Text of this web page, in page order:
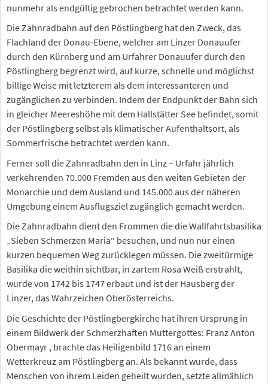
nunmehr als endgültig gebrochen betrachtet werden kann.
Die Zahnradbahn auf den Pöstlingberg hat den Zweck, das
Flachland der Donau-Ebene, welcher am Linzer Donauufer
durch den Kürnberg und am Urfahrer Donauufer durch den
Pöstlingberg begrenzt wird, auf kurze, schnelle und möglichst
billige Weise mit letzterem als dem interessanteren und
zugänglichen zu verbinden. Indem der Endpunkt der Bahn sich
in gleicher Meereshöhe mit dem Hallstätter See befindet, somit
der Pöstlingberg selbst als klimatischer Aufenthaltsort, als
Sommerfrische betrachtet werden kann.
Ferner soll die Zahnradbahn den in Linz – Urfahr jährlich
verkehrenden 70.000 Fremden aus den weiten Gebieten der
Monarchie und dem Ausland und 145.000 aus der näheren
Umgebung einem Ausflugsziel zugänglich gemacht werden.
Die Zahnradbahn dient den Frommen die die Wallfahrtsbasilika
„Sieben Schmerzen Maria“ besuchen, und nun nur einen
kurzen bequemen Weg zurücklegen müssen. Die zweitürmige
Basilika die weithin sichtbar, in zartem Rosa Weiß erstrahlt,
wurde von 1742 bis 1747 erbaut und ist der Hausberg der
Linzer, das Wahrzeichen Oberösterreichs.
Die Geschichte der Pöstlingbergkirche hat ihren Ursprung in
einem Bildwerk der Schmerzhaften Muttergottes: Franz Anton
Obermayr , brachte das Heiligenbild 1716 an einem
Wetterkreuz am Pöstlingberg an. Als bekannt wurde, dass
Menschen von ihrem Leiden geheilt wurden, setzte allmählich